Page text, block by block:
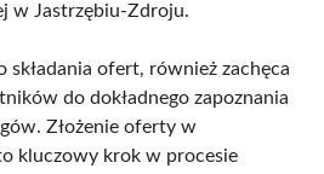
w Jastrzębiu-Zdroju.
składania ofert, również zachęca
do dokładnego zapoznania
Złożenie oferty w
kluczowy krok w procesie